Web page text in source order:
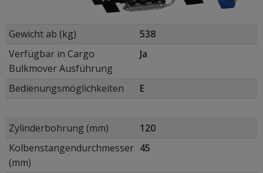
Gewicht ab (kg)
538
Verfügbar in Cargo
Bulkmover Ausführung
Ja
Bedienungsmöglichkeiten E
Zylinderbohrung (mm)
120
Kolbenstangendurchmesser
(mm)
45